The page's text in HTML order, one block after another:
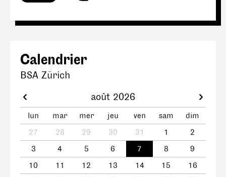
Calendrier
BSA Zürich
août 2026
lun mar mer jeu ven sam
dim
27
28 29 30 31 1
2
3
4 5 6 7 8
9
10
11 12 13 14 15
16